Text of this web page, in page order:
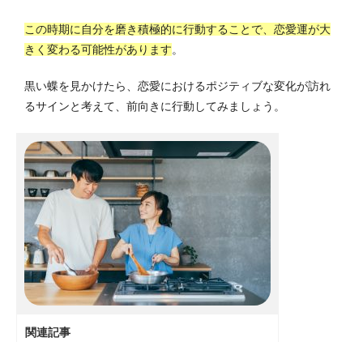
この時期に自分を磨き積極的に行動することで、恋愛運が大
きく変わる可能性があります。
黒い蝶を見かけたら、恋愛におけるポジティブな変化が訪れ
るサインと考えて、前向きに行動してみましょう。
関連記事